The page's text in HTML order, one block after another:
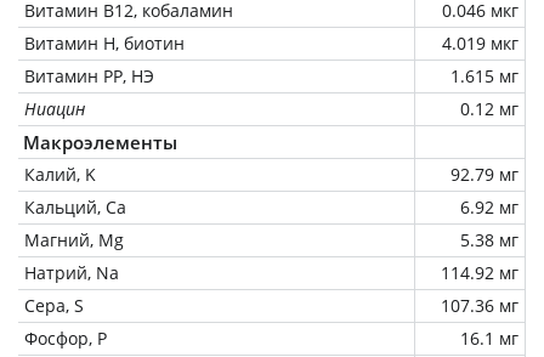
Витамин В12, кобаламин
0.046 мкг
Витамин Н, биотин
4.019 мкг
Витамин РР, НЭ
1.615 мг
Ниацин
0.12 мг
Макроэлементы
Калий, K
92.79 мг
Кальций, Ca
6.92 мг
Магний, Mg
5.38 мг
Натрий, Na
114.92 мг
Сера, S
107.36 мг
Фосфор, P
16.1 мг